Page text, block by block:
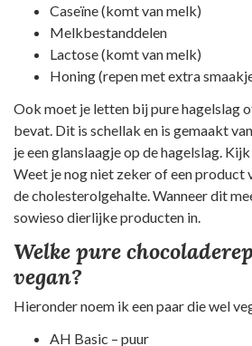
Caseïne (komt van melk)
Melkbestanddelen
Lactose (komt van melk)
Honing (repen met extra
Ook moet je letten bij pure hagelslag
bevat. Dit is schellak en is gemaakt
je een glanslaagje op de hagelslag.
Weet je nog niet zeker of een product
de cholesterolgehalte. Wanneer dit
sowieso dierlijke producten in.
Welke pure
vegan?
Hieronder noem ik een paar die wel
AH Basic – puur